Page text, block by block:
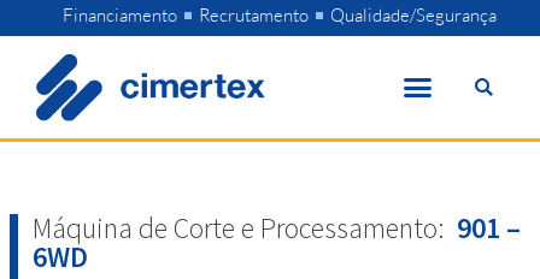
to
content
Financiamento Recrutamento Qualidade/Segurança
Máquina de Corte e Processamento: 901 –
6WD